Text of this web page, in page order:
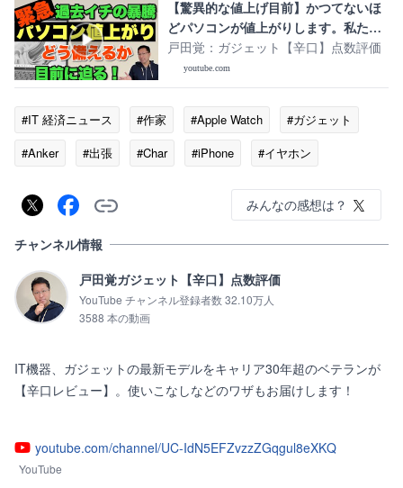
【驚異的な値上げ目前】かつてないほ
どパソコンが値上がりします。私たち
はどう備えればいいか解説します ※ア
ンサー動画の第二弾は概要欄のリンク
からご覧ください
戸田覚：ガジェット【辛口】点数評価
youtube.com
#IT 経済ニュース #作家 #Apple Watch
#ガジェット
#Anker
#出張 #Char #iPhone #イヤホン
みんなの感想は？
チャンネル情報
戸田覚ガジェット【辛口】点数評価
YouTube チャンネル登録者数 32.10万人
3588 本の動画
IT機器、ガジェットの最新モデルをキャリア30年超のベテランが
【辛口レビュー】。使いこなしなどのワザもお届けします！
youtube.com/channel/UC-IdN5EFZvzzZGqgul8eXKQ
YouTube